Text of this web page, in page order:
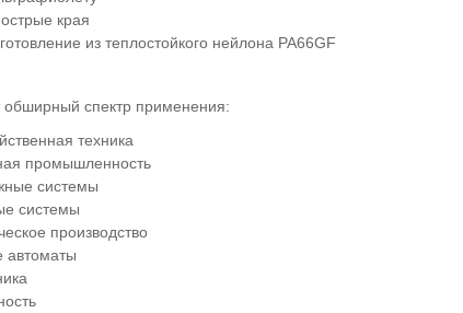
края
из теплостойкого нейлона PA66GF
обширный спектр применения:
техника
промышленность
системы
системы
производство
автоматы